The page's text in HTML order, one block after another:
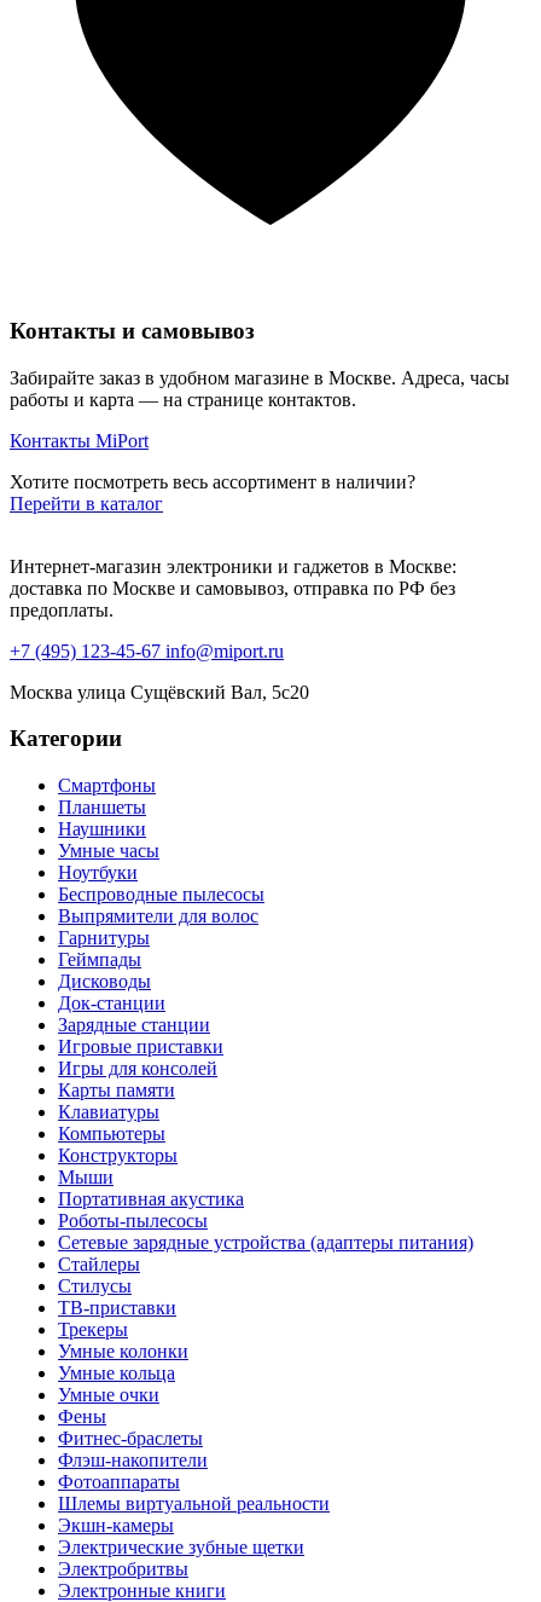
Контакты и самовывоз
Забирайте заказ в удобном магазине в Москве. Адреса, часы
работы и карта — на странице контактов.
Контакты MiPort
Хотите посмотреть весь ассортимент в наличии?
Перейти в каталог
Интернет-магазин электроники и гаджетов в Москве:
доставка по Москве и самовывоз, отправка по РФ без
предоплаты.
+7 (495) 123-45-67 info@miport.ru
Москва улица Сущёвский Вал, 5с20
Категории
Смартфоны
Планшеты
Наушники
Умные часы
Ноутбуки
Беспроводные пылесосы
Выпрямители для волос
Гарнитуры
Геймпады
Дисководы
Док-станции
Зарядные станции
Игровые приставки
Игры для консолей
Карты памяти
Клавиатуры
Компьютеры
Конструкторы
Мыши
Портативная акустика
Роботы-пылесосы
Сетевые зарядные устройства (адаптеры питания)
Стайлеры
Стилусы
ТВ-приставки
Трекеры
Умные колонки
Умные кольца
Умные очки
Фены
Фитнес-браслеты
Флэш-накопители
Фотоаппараты
Шлемы виртуальной реальности
Экшн-камеры
Электрические зубные щетки
Электробритвы
Электронные книги